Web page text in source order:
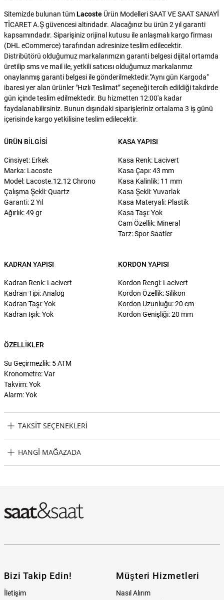
Sitemizde bulunan tümLacoste Ürün Modelleri SAAT VE SAAT SANAYİ
TİCARET A.Ş güvencesi altındadır. Alacağınız bu ürün 2 yıl garanti
kapsamındadır. Siparişiniz orijinal kutusu ile anlaşmalı kargo firması
(DHL eCommerce) tarafından adresinize teslim edilecektir.
Distribütörü olduğumuz markalarımızın garanti belgesi dijital ortamda
üretilip sms ve mail ile, yetkili satıcısı olduğumuz markalarımız
onaylanmış garanti belgesi ile gönderilmektedir."Aynı gün Kargoda"
ibaresi yer alan ürünler "Hızlı Teslimat” seçeneği tercih edildiği takdirde
gün içinde teslim edilmektedir. Bu hizmetten 12:00'a kadar
faydalanabilirsiniz. Bunun dışındaki siparişleriniz ortalama 3 iş günü
içerisinde kargo yetkilisine teslim edilecektir.
ÜRÜN BILGISI
Cinsiyet: Erkek
Marka: Lacoste
Model: Lacoste.12.12 Chrono
Çalışma Şekli: Quartz
Garanti: 2 Yıl
Ağırlık: 49 gr
KASA YAPISI
Kasa Renk: Lacivert
Kasa Çapı: 43 mm
Kasa Kalinlik: 11 mm
Kasa Şekli: Yuvarlak
Kasa Materyali: Plastik
Kasa Taşı: Yok
Cam Özellik: Mineral
Tarz: Spor Saatler
KADRAN YAPISI
Kadran Renk: Lacivert
Kadran Tipi: Analog
Kadran Taşı: Yok
Kadran Işık: Yok
KORDON YAPISI
Kordon Rengi: Lacivert
Kordon Özellik: Silikon
Kordon Uzunluğu: 20 cm
Kordon Genişliği: 20 mm
ÖZELLIKLER
Su Geçirmezlik: 5 ATM
Kronometre: Var
Takvim: Yok
Alarm: Yok
TAKSIT SEÇENEKLERI
HANGI MAĞAZADA
Bizi Takip Edin!
İletişim
Müşteri Hizmetleri
Nasıl Alırım